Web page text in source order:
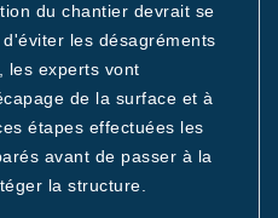
du chantier devrait se
les désagréments
les experts vont
de la surface et à
étapes effectuées les
avant de passer à la
la structure.